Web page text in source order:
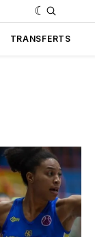
TRANSFERTS